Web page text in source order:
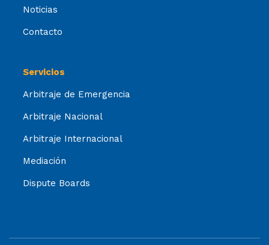
Noticias
Contacto
Servicios
Arbitraje de Emergencia
Arbitraje Nacional
Arbitraje Internacional
Mediación
Dispute Boards